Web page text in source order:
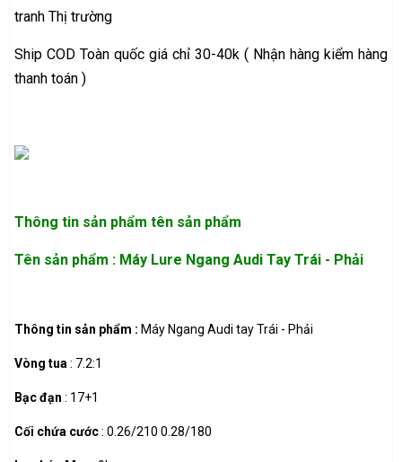
tranh Thị trường
Ship COD Toàn quốc giá chỉ 30-40k ( Nhận hàng kiểm hàng
thanh toán )
Thông tin sản phẩm tên sản phẩm
Tên sản phẩm : Máy Lure Ngang Audi Tay Trái - Phải
Thông tin sản phẩm : Máy Ngang Audi tay Trái - Phải
Vòng tua : 7.2:1
Bạc đạn : 17+1
Cối chứa cước: 0.26/210 0.28/180